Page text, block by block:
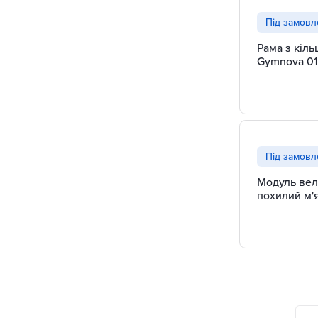
Під
Рама з
Gymnova
Під
Модуль
похилий